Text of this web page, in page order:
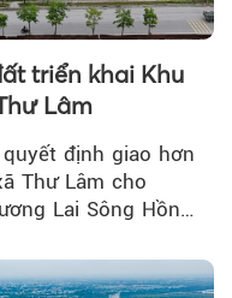
triển khai Khu
Lâm
định giao hơn
Thư Lâm cho
Lai Sông Hồng